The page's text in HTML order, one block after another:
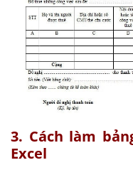
3. Cách làm
Excel